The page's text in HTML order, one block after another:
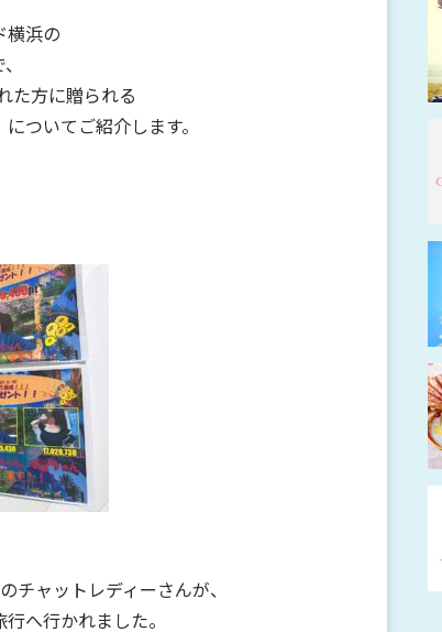
横浜の
た方に贈られる
ついてご紹介します。
チャットレディーさんが、
へ行かれました。